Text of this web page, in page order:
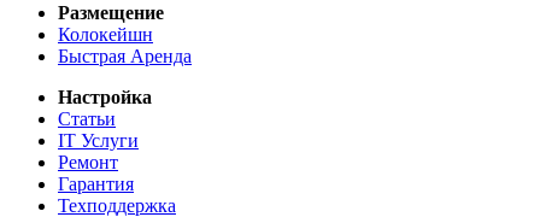
Размещение
Колокейшн
Быстрая Аренда
Настройка
Статьи
IT Услуги
Ремонт
Гарантия
Техподдержка